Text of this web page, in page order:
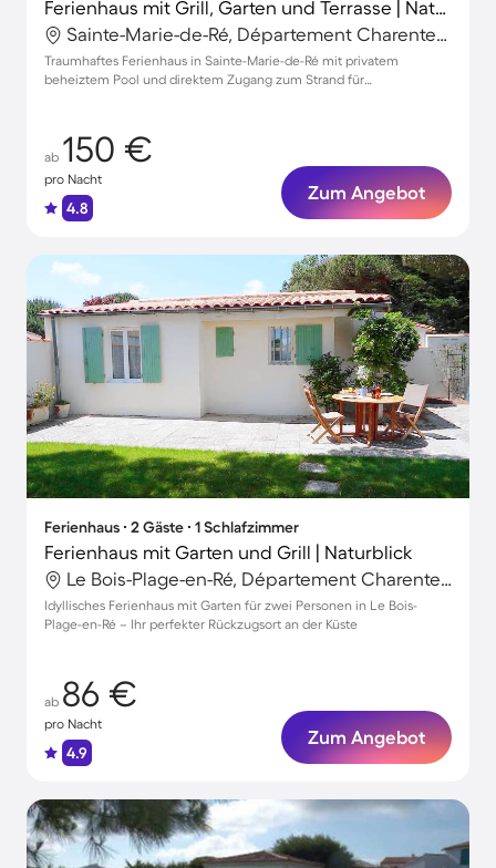
Ferienhaus mit Grill, Garten und Terrasse | Naturblick
Sainte-Marie-de-Ré, Département Charente-Maritime, Frankreich
Traumhaftes Ferienhaus in Sainte-Marie-de-Ré mit privatem
beheiztem Pool und direktem Zugang zum Strand für
ab 150 €
pro Nacht
4.8
Zum Angebot
Ferienhaus ∙ 2 Gäste ∙ 1 Schlafzimmer
Ferienhaus mit Garten und Grill | Naturblick
Le Bois-Plage-en-Ré, Département Charente-Maritime, Frankreich
Idyllisches Ferienhaus mit Garten für zwei Personen in Le Bois-
Plage-en-Ré – Ihr perfekter Rückzugsort an der Küste
ab 86 €
pro Nacht
4.9
Zum Angebot